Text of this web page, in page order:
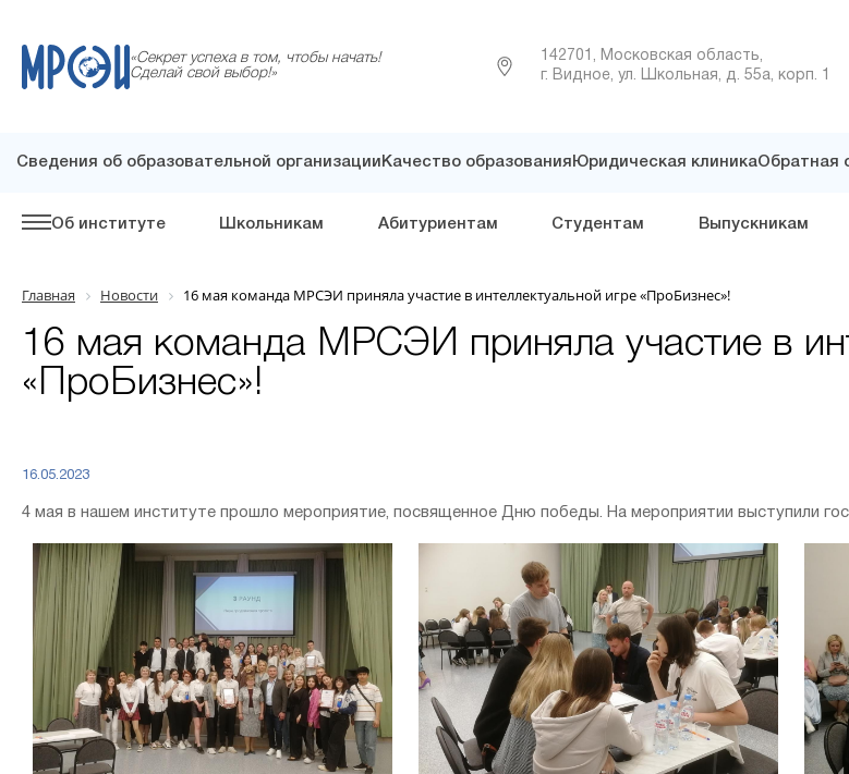
«Секрет успеха в том, чтобы начать!
Сделай свой выбор!»
142701, Московская область,
г. Видное, ул. Школьная, д. 55а, корп. 1
Сведения об образовательной организации Качество образования Юридическая клиникаОбратная
Об институте Школьникам Абитуриентам Студентам Выпускникам
Главная Новости 16 мая команда МРСЭИ приняла участие в интеллектуальной игре «ПроБизнес»!
16 мая команда МРСЭИ приняла участие в
«ПроБизнес»!
16.05.2023
4 мая в нашем институте прошло мероприятие, посвященное Дню победы. На мероприятии выступили